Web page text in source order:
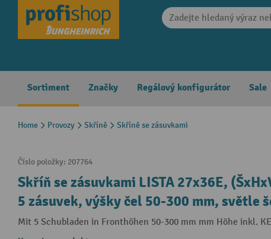
Skip to main navigation
Sortiment Značky Regálový konfigurátor Sale
Home Provozy Skříně Skříně se zásuvkami
Číslo položky: 207764
Skříň se zásuvkami LISTA 27x36E,
5 zásuvek, výšky čel 50-300 mm, světle
Mit 5 Schubladen in Fronthöhen 50-300 mm mm Höhe inkl.